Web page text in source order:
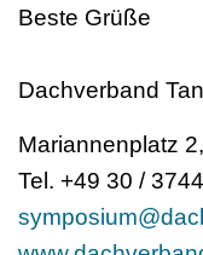
Beste Grüße
Dachverband
Mariannenplatz
Tel. +49 30 /